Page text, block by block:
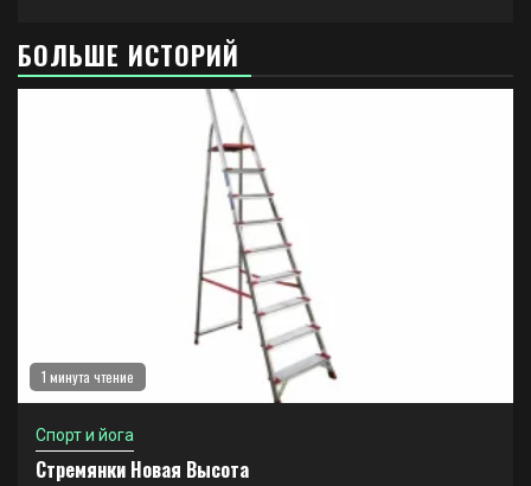
БОЛЬШЕ ИСТОРИЙ
1 минута чтение
Спорт и йога
Стремянки Новая Высота